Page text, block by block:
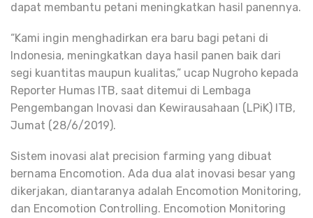
dapat membantu petani meningkatkan hasil panennya.
“Kami ingin menghadirkan era baru bagi petani di
Indonesia, meningkatkan daya hasil panen baik dari
segi kuantitas maupun kualitas,” ucap Nugroho kepada
Reporter Humas ITB, saat ditemui di Lembaga
Pengembangan Inovasi dan Kewirausahaan (LPiK) ITB,
Jumat (28/6/2019).
Sistem inovasi alat precision farming yang dibuat
bernama Encomotion. Ada dua alat inovasi besar yang
dikerjakan, diantaranya adalah Encomotion Monitoring,
dan Encomotion Controlling. Encomotion Monitoring